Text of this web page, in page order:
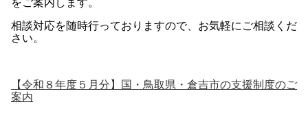
をご案内します。
相談対応を随時行っておりますので、お気軽にご相談くだ
さい。
【令和８年度５月分】国・鳥取県・倉吉市の支援制度のご
案内